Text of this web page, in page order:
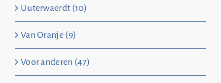
Uuterwaerdt (10)
Van Oranje (9)
Voor anderen (47)